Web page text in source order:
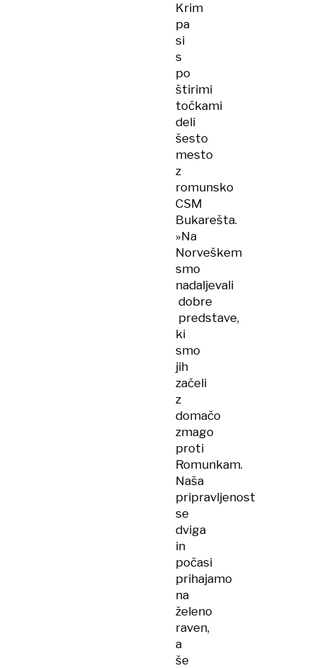
Krim
pa
si
s
po
štirimi
točkami
deli
šesto
mesto
z
romunsko
CSM
Bukarešta.
»Na
Norveškem
smo
nadaljevali
dobre
predstave,
ki
smo
jih
začeli
z
domačo
zmago
proti
Romunkam.
Naša
pripravljenost
se
dviga
in
počasi
prihajamo
na
želeno
raven,
a
še